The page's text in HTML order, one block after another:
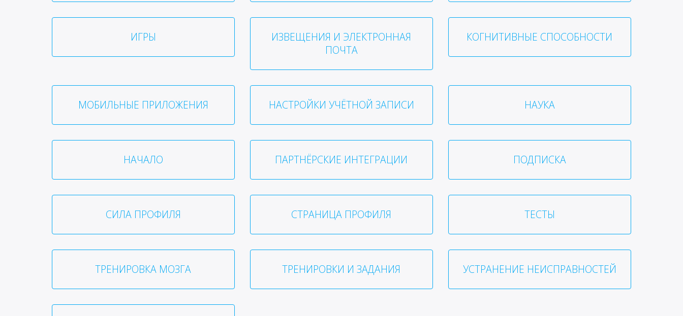
ИГРЫ
ИЗВЕЩЕНИЯ И ЭЛЕКТРОННАЯ
ПОЧТА
КОГНИТИВНЫЕ СПОСОБНОСТИ
МОБИЛЬНЫЕ ПРИЛОЖЕНИЯ НАСТРОЙКИ УЧЁТНОЙ ЗАПИСИ НАУКА
НАЧАЛО ПАРТНЁРСКИЕ ИНТЕГРАЦИИ ПОДПИСКА
СИЛА ПРОФИЛЯ СТРАНИЦА ПРОФИЛЯ ТЕСТЫ
ТРЕНИРОВКА МОЗГА ТРЕНИРОВКИ И ЗАДАНИЯ УСТРАНЕНИЕ НЕИСПРАВНОСТЕЙ